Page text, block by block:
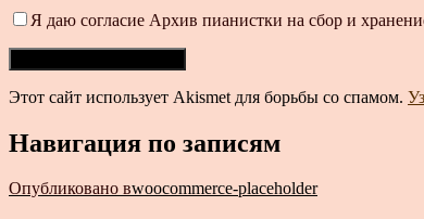
Я даю согласие Архив пианистки на сбор и
Этот сайт использует Akismet для борьбы со спамом.
Навигация по записям
Опубликовано вwoocommerce-placeholder